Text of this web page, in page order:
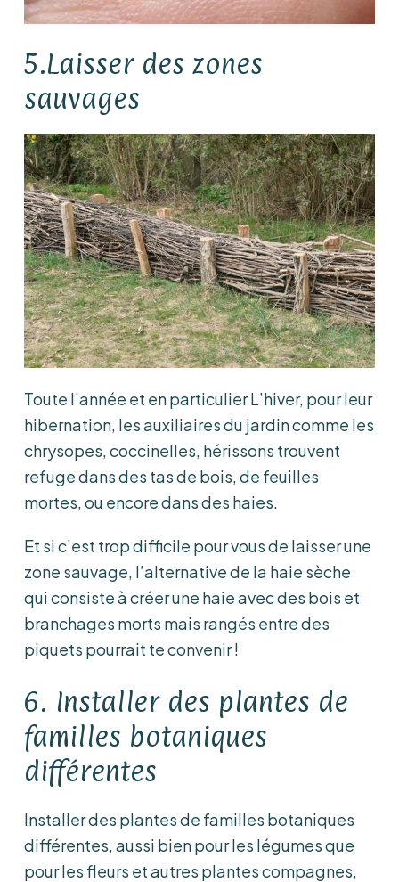
5.Laisser des zones
sauvages
Toute l’année et en particulier L’hiver, pour leur
hibernation, les auxiliaires du jardin comme les
chrysopes, coccinelles, hérissons trouvent
refuge dans des tas de bois, de feuilles
mortes, ou encore dans des haies.
Et si c’est trop difficile pour vous de laisser une
zone sauvage, l’alternative de la haie sèche
qui consiste à créer une haie avec des bois et
branchages morts mais rangés entre des
piquets pourrait te convenir !
6. Installer des plantes de
familles botaniques
différentes
Installer des plantes de familles botaniques
différentes, aussi bien pour les légumes que
pour les fleurs et autres plantes compagnes,